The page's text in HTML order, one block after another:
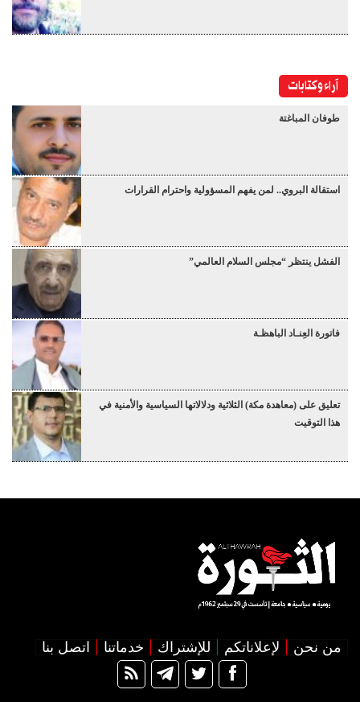
آراء وكتابات
طوفان المباغتة
استقالة البروي.. لمن يفهم المسؤولية واحترام القرارات
الفشل ينتظر “مجلس السلام العالمي”
فاتورة العِنـاد الباهظـة
تعليق على (معاهدة مكة) الثلاثية ودلالاتها السياسية والأمنية في
هذا التوقيت
من نحن لإعلاناتكم للإشتراك خدماتنا اتصل بنا